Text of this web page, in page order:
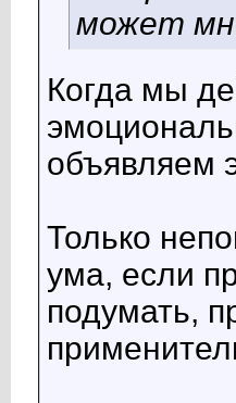
может
Когда мы
объявляем
Только
ума, если
подумать,